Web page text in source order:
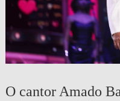
O cantor Amado